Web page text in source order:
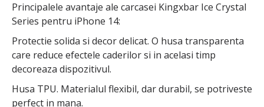
Principalele avantaje ale carcasei Kingxbar Ice Crystal
Series pentru iPhone 14:
Protectie solida si decor delicat. O husa transparenta
care reduce efectele caderilor si in acelasi timp
decoreaza dispozitivul.
Husa TPU. Materialul flexibil, dar durabil, se potriveste
perfect in mana.